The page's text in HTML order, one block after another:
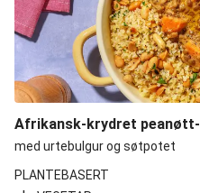
Afrikansk-krydret
med urtebulgur og søtpotet
PLANTEBASERT